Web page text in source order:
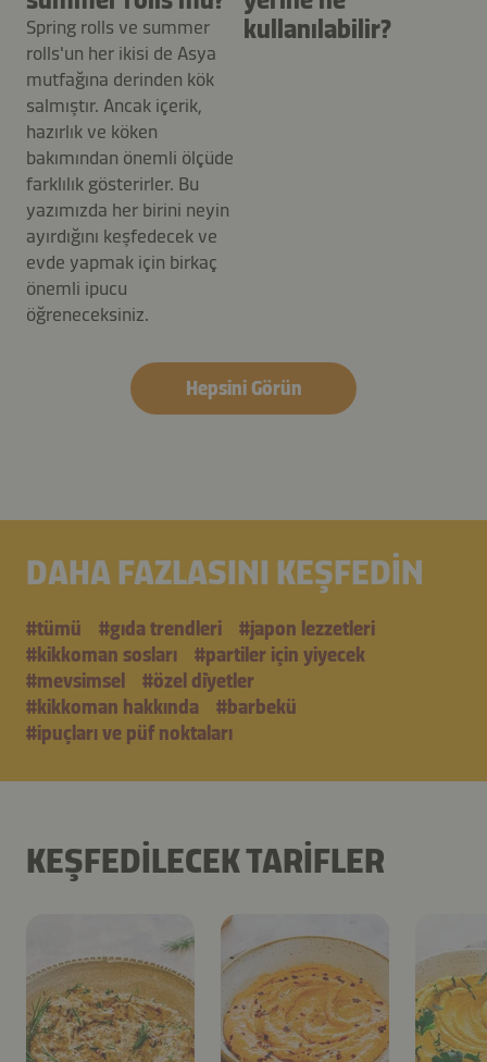
Spring rolls ve summer
rolls'un her ikisi de Asya
mutfağına derinden kök
salmıştır. Ancak içerik,
hazırlık ve köken
bakımından önemli ölçüde
farklılık gösterirler. Bu
yazımızda her birini neyin
ayırdığını keşfedecek ve
evde yapmak için birkaç
önemli ipucu
öğreneceksiniz.
kullanılabilir?
Hepsini Görün
DAHA FAZLASINI KEŞFEDIN
#tümü #gıda trendleri
#japon lezzetleri
#kikkoman sosları
#partiler için yiyecek
#mevsimsel
#özel di̇yetler
#kikkoman hakkında
#barbekü
#i̇puçları ve püf noktaları
KEŞFEDILECEK TARIFLER